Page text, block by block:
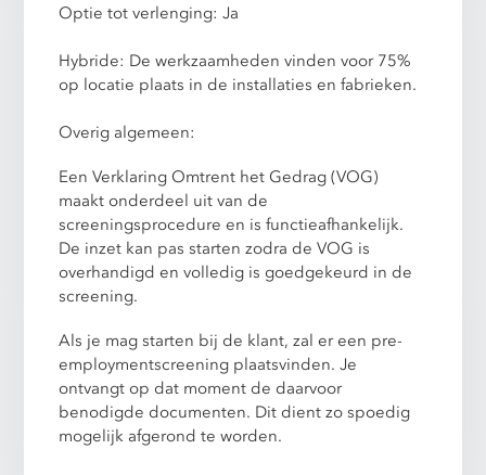
Optie tot verlenging: Ja
Hybride: De werkzaamheden vinden voor 75%
op locatie plaats in de installaties en fabrieken.
Overig algemeen:
Een Verklaring Omtrent het Gedrag (VOG)
maakt onderdeel uit van de
screeningsprocedure en is functieafhankelijk.
De inzet kan pas starten zodra de VOG is
overhandigd en volledig is goedgekeurd in de
screening.
Als je mag starten bij de klant, zal er een pre-
employmentscreening plaatsvinden. Je
ontvangt op dat moment de daarvoor
benodigde documenten. Dit dient zo spoedig
mogelijk afgerond te worden.